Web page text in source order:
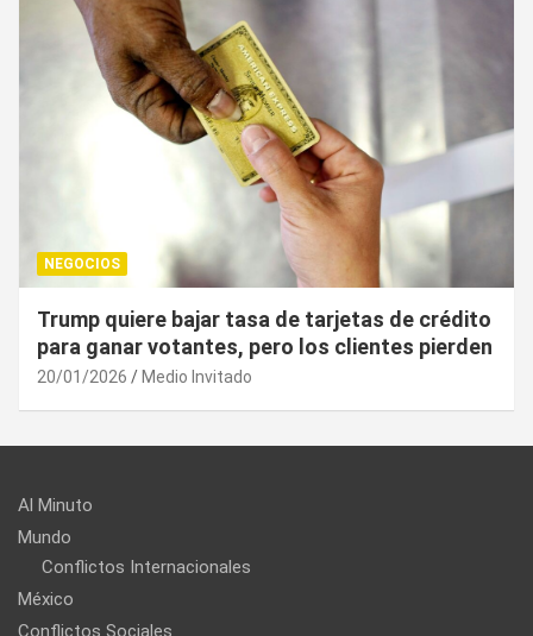
NEGOCIOS
¿Cuál es el “arma nuclear económica” que la
UE puede utilizar contra EU?
20/01/2026 Medio Invitado
Al Minuto
Mundo
Conflictos Internacionales
México
Conflictos Sociales